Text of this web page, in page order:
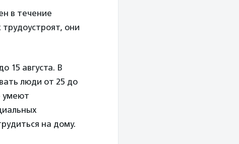
в течение
они
15 августа. В
люди от 25 до
умеют
на дому.